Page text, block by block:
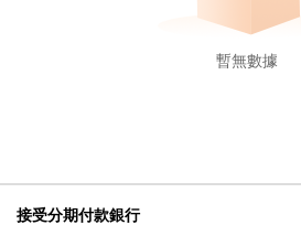
暫無數據
接受分期付款銀行